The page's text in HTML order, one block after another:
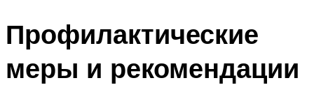
Профилактические
меры и рекомендации